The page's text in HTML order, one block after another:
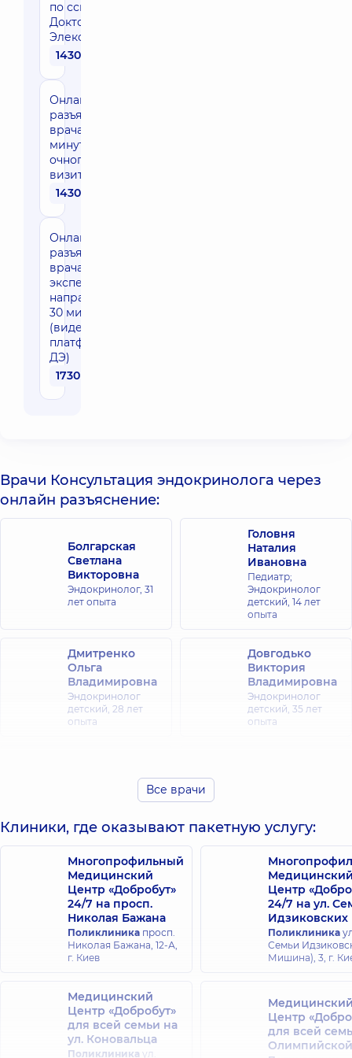
по ссылке в
Доктор
Элекс)
1430 грн
Онлайн-
разъяснение
врача до 30
минут после
очного
визита
1430 грн
Онлайн-
разъяснение
врача
эксперта
направления
30 мин
(видео-
платформа
ДЭ)
1730 грн
Врачи Консультация эндокринолога через
онлайн разъяснение:
Болгарская
Светлана
Викторовна
Эндокринолог, 31
лет опыта
Головня
Наталия
Ивановна
Педиатр;
Эндокринолог
детский, 14 лет
опыта
Дмитренко
Ольга
Владимировна
Эндокринолог
детский, 28 лет
опыта
Довгодько
Виктория
Владимировна
Эндокринолог
детский, 35 лет
опыта
Роза Натановна
Гастроэнтеролог;
20 лет
Малиновская
Дарья
Александровна
Эндокринолог
детский; Педиатр,
10 лет опыта
Неводовская
Татьяна
Сергеевна
Эндокринолог;
Врач
ультразвуковой
диагностики;
Эндокринолог
детский,20 лет
Смаль Богдан
Орестович
Терапевт; Врач
общей практики -
Хмелева
Все врачи
Клиники, где оказывают пакетную услугу:
Многопрофильный
Медицинский
Центр «Добробут»
24/7 на просп.
Николая Бажана
Поликлиника просп.
Николая Бажана, 12-А,
г. Киев
Центр
24/7 на ул.
Идзиковских
Поликлиника
Семьи
Мишина), 3, г.
Медицинский
Центр «Добробут»
для всей семьи на
ул. Коновальца
Поликлиника ул.
Центр
для всей
Олимпийской